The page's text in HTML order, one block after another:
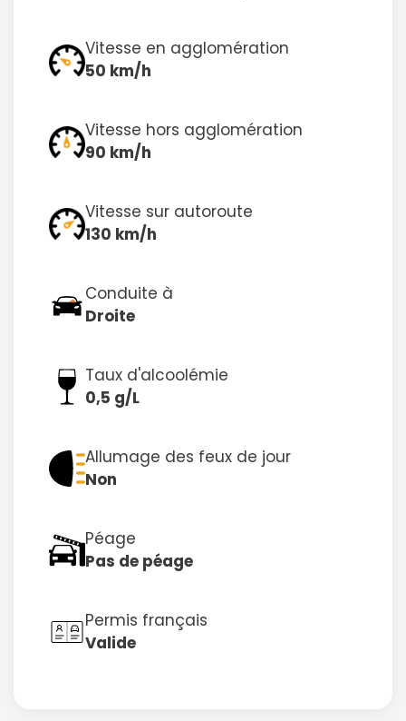
Vitesse en agglomération
50 km/h
Vitesse hors agglomération
90 km/h
Vitesse sur autoroute
130 km/h
Conduite à
Droite
Taux d'alcoolémie
0,5 g/L
Allumage des feux de jour
Non
Péage
Pas de péage
Permis français
Valide